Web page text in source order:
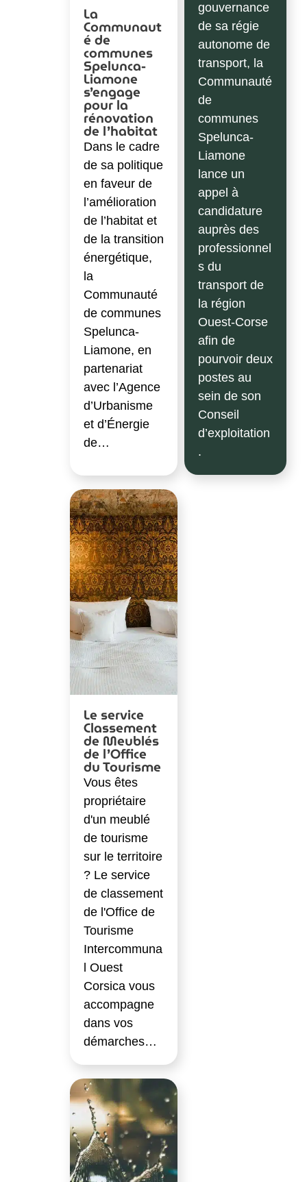
La
Communaut
é de
communes
Spelunca-
Liamone
s’engage
pour la
rénovation
de l’habitat
Dans le cadre
de sa politique
en faveur de
l’amélioration
de l’habitat et
de la transition
énergétique,
la
Communauté
de communes
Spelunca-
Liamone, en
partenariat
avec l’Agence
d’Urbanisme
et d’Énergie
de…
Le service
Classement
de Meublés
de l’Office
du Tourisme
Vous êtes
propriétaire
d'un meublé
de tourisme
sur le territoire
? Le service
de classement
de l'Office de
Tourisme
Intercommuna
l Ouest
Corsica vous
accompagne
dans vos
démarches…
gouvernance
de sa régie
autonome de
transport, la
Communauté
de
communes
Spelunca-
Liamone
lance un
appel à
candidature
auprès des
professionnel
s du
transport de
la région
Ouest-Corse
afin de
pourvoir deux
postes au
sein de son
Conseil
d’exploitation
.